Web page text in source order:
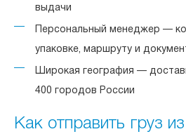
выдачи
Персональный менеджер —
упаковке, маршруту и
Широкая география —
400 городов России
Как отправить груз